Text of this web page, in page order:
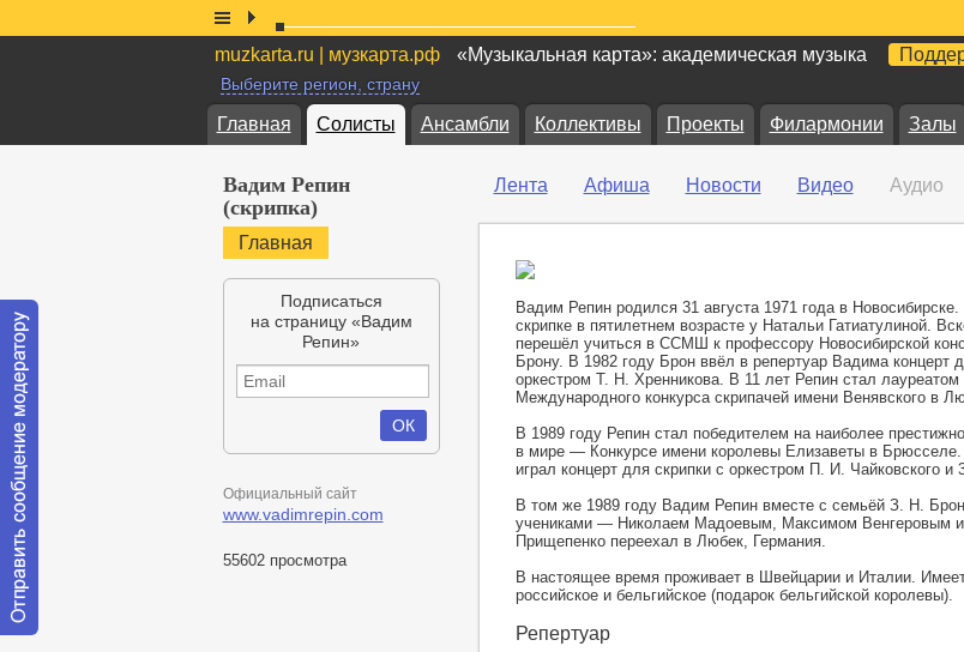
muzkarta.ru | музкарта.рф
«Музыкальная карта»: академическая музыка
Выберите регион, страну
Главная Солисты Ансамбли Коллективы Проекты Филармонии Залы
Вадим Репин
(скрипка)
Главная
Подписаться
на страницу «Вадим
Репин»
Официальный сайт
www.vadimrepin.com
55602 просмотра
Лента Афиша Новости Видео Аудио
Вадим Репин родился 31 августа 1971 года в Новосибирске.
скрипке в пятилетнем возрасте у Натальи Гатиатулиной.
перешёл учиться в ССМШ к профессору Новосибирской
Брону. В 1982 году Брон ввёл в репертуар Вадима концерт
оркестром Т. Н. Хренникова. В 11 лет Репин стал
Международного конкурса скрипачей имени Венявского в
В 1989 году Репин стал победителем на наиболее
в мире — Конкурсе имени королевы Елизаветы в
играл концерт для скрипки с оркестром П. И. Чайковского
В том же 1989 году Вадим Репин вместе с семьёй З. Н.
учениками — Николаем Мадоевым, Максимом Венгеровым
Прищепенко переехал в Любек, Германия.
В настоящее время проживает в Швейцарии и Италии.
российское и бельгийское (подарок бельгийской королевы).
Репертуар